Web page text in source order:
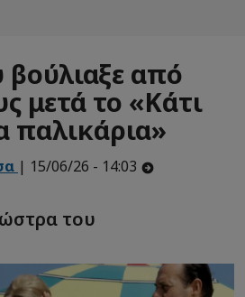
βούλιαξε από
μετά το «Κάτι
παλικάρια»
| 15/06/26 - 14:03
του